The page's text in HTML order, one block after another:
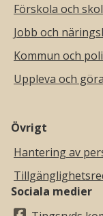
Förskola och
Jobb och
Kommun och
Uppleva och göra
Övrigt
Hantering av
Sociala medier